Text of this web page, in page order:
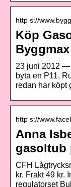
http s://
Köp
Byggmax
23 juni 2012 —
byta en P11.
redan har köpt
http s://
Anna
gasoltub
CFH
kr. Frakt 49 kr.
regulatorset